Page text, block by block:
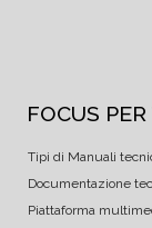
FOCUS PER
Tipi di Manuali
Documentazione
Piattaforma